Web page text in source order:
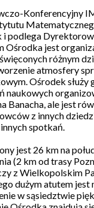
Konferencyjny
i podlega
Ośrodka jest
różnym
atmosfery
Ośrodek służy
naukowych
Banacha, ale jest
z innych
spotkań.
jest 26 km na
(2 km od trasy
z Wielkopolskim
dużym atutem
w sąsiedztwie